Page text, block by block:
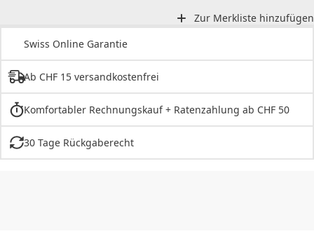
Zur Merkliste hinzufügen
Swiss Online Garantie
Ab CHF 15 versandkostenfrei
Komfortabler Rechnungskauf + Ratenzahlung ab CHF 50
30 Tage Rückgaberecht